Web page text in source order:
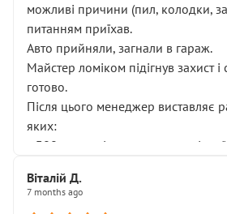
можливі причини (пил, колодки,
питанням приїхав.
Авто прийняли, загнали в гараж.
Майстер ломіком підігнув захист
готово.
Після цього менеджер виставляє
яких:
• 300 грн — діагностика гальмівної
НЕ погоджував
Віталій Д.
7 months ago